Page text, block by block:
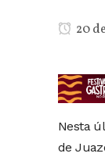
20
Nesta
de